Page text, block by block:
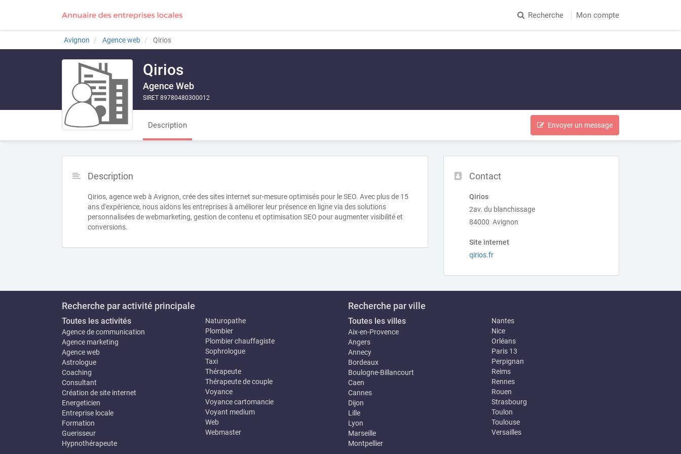
Recherche Mon compte
Avignon Agence web Qirios
Qirios
Agence Web
SIRET 89780480300012
Description Envoyer un message
Contact
Qirios
2av. du blanchissage
84000 Avignon
Site internet
qirios.fr
Description
Qirios, agence web à Avignon, crée des sites internet sur-mesure optimisés pour le SEO. Avec plus de 15
ans d'expérience, nous aidons les entreprises à améliorer leur présence en ligne via des solutions
personnalisées de webmarketing, gestion de contenu et optimisation SEO pour augmenter visibilité et
conversions.
Recherche par activité principale
Toutes les activités
Agence de communication
Agence marketing
Agence web
Astrologue
Coaching
Consultant
Création de site internet
Energeticien
Entreprise locale
Formation
Guerisseur
Hypnothérapeute
Naturopathe
Plombier
Plombier chauffagiste
Sophrologue
Taxi
Thérapeute
Thérapeute de couple
Voyance
Voyance cartomancie
Voyant medium
Web
Webmaster
Recherche par ville
Toutes les villes
Aix-en-Provence
Angers
Annecy
Bordeaux
Boulogne-Billancourt
Caen
Cannes
Dijon
Lille
Lyon
Marseille
Montpellier
Nantes
Nice
Orléans
Paris 13
Perpignan
Reims
Rennes
Rouen
Strasbourg
Toulon
Toulouse
Versailles